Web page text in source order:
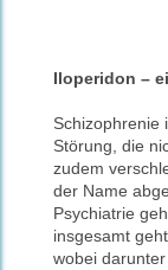
Iloperidon –
Schizophrenie
Störung, die
zudem
der Name
Psychiatrie
insgesamt
wobei